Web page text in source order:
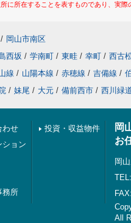
に所在することを表すものであり、実
/ 岡山市南区
西坂 / 学南町 / 東畦 / 幸町 / 西古
線 / 山陽本線 / 赤穂線 / 吉備線 /
/ 妹尾 / 大元 / 備前西市 / 西川緑
わせ
ション
務所
投資・収益物件
岡
お
岡
All